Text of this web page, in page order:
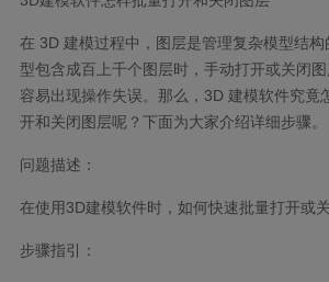
在 3D 建模过程中，图层是管理复杂模型结
型包含成百上千个图层时，手动打开或关闭
容易出现操作失误。那么， 3D 建模软件究竟
开和关闭图层呢？下面为大家介绍详细步骤。
问题描述：
在使用 3D建模软件时，如何快速批量打开或
步骤指引：